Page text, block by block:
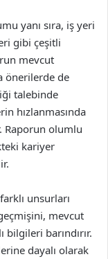
yanı sıra, iş yeri
gibi çeşitli
mevcut
önerilerde de
talebinde
hızlanmasında
Raporun olumlu
kariyer
unsurları
mevcut
barındırır.
dayalı olarak